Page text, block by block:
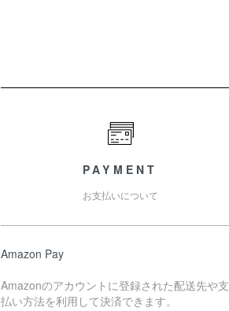
PAYMENT
お支払いについて
Amazon Pay
Amazonのアカウントに登録された配送先や支
払い方法を利用して決済できます。